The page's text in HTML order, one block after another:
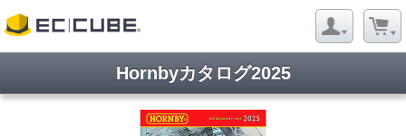
Hornbyカタログ2025